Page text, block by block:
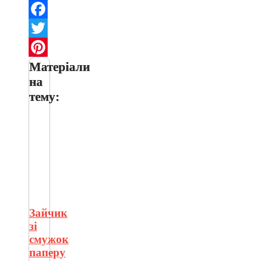
Facebook
Twitter
Pinterest
Матеріали
на
тему:
Зайчик
зі
смужок
паперу